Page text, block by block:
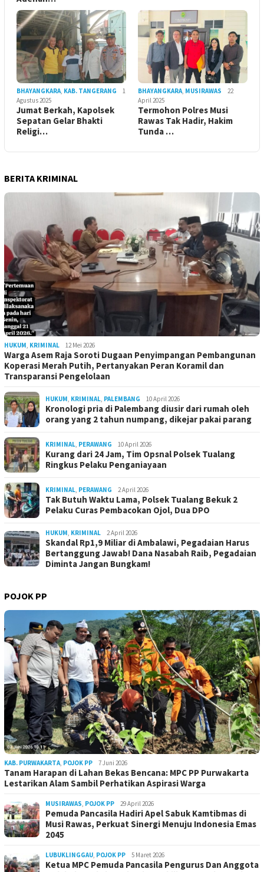
BHAYANGKARA, KAB. TANGERANG
1
Agustus 2025
Jumat Berkah, Kapolsek
Sepatan Gelar Bhakti
Religi…
BHAYANGKARA, MUSIRAWAS
22
April 2025
Termohon Polres Musi
Rawas Tak Hadir, Hakim
Tunda …
BERITA KRIMINAL
HUKUM, KRIMINAL 12 Mei 2026
Warga Asem Raja Soroti Dugaan Penyimpangan Pembangunan
Koperasi Merah Putih, Pertanyakan Peran Koramil dan
Transparansi Pengelolaan
HUKUM, KRIMINAL, PALEMBANG 10 April 2026
Kronologi pria di Palembang diusir dari rumah oleh
orang yang 2 tahun numpang, dikejar pakai parang
KRIMINAL, PERAWANG 10 April 2026
Kurang dari 24 Jam, Tim Opsnal Polsek Tualang
Ringkus Pelaku Penganiayaan
KRIMINAL, PERAWANG 2 April 2026
Tak Butuh Waktu Lama, Polsek Tualang Bekuk 2
Pelaku Curas Pembacokan Ojol, Dua DPO
HUKUM, KRIMINAL 2 April 2026
Skandal Rp1,9 Miliar di Ambalawi, Pegadaian Harus
Bertanggung Jawab! Dana Nasabah Raib, Pegadaian
Diminta Jangan Bungkam!
POJOK PP
KAB. PURWAKARTA, POJOK PP 7 Juni 2026
Tanam Harapan di Lahan Bekas Bencana: MPC PP Purwakarta
Lestarikan Alam Sambil Perhatikan Aspirasi Warga
MUSIRAWAS, POJOK PP 29 April 2026
Pemuda Pancasila Hadiri Apel Sabuk Kamtibmas di
Musi Rawas, Perkuat Sinergi Menuju Indonesia Emas
2045
LUBUKLINGGAU, POJOK PP 5 Maret 2026
Ketua MPC Pemuda Pancasila Pengurus Dan Anggota